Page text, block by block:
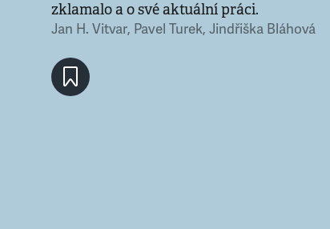
zklamalo a o své aktuální práci.
Jan H. Vitvar, Pavel Turek, Jindřiška Bláhová